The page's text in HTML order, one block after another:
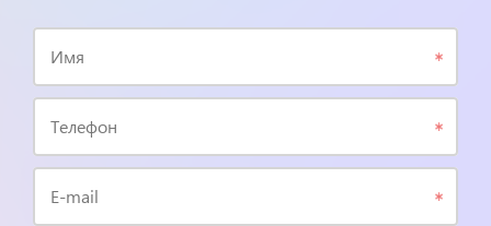
Имя
Телефон
E-mail